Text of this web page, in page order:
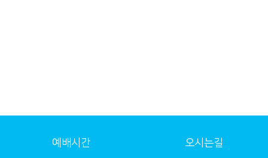
예배시간 오시는길